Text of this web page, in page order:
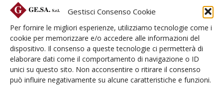
Gestisci Consenso Cookie
Per fornire le migliori esperienze, utilizziamo tecnologie come i
cookie per memorizzare e/o accedere alle informazioni del
dispositivo. Il consenso a queste tecnologie ci permetterà di
elaborare dati come il comportamento di navigazione o ID
unici su questo sito. Non acconsentire o ritirare il consenso
può influire negativamente su alcune caratteristiche e funzioni.
Coperture Mobili
Coperture Pannellate
I portali sigillanti
Porte a libro
Porte Rapide
Porte sezionali